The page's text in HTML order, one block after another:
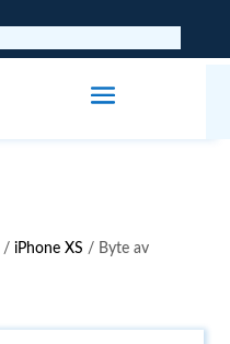
/ iPhone XS / Byte av